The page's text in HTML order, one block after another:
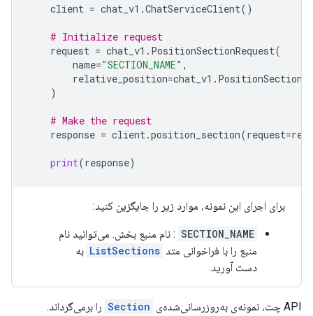
client = chat_v1 .ChatServiceClient()
# Initialize request
request = chat_v1 . PositionSectionRequest(
name="SECTION_NAME" ,
relative_position=chat_v1 .
)
# Make the request
response = client.position_section(request=
print(response)
برای اجرای این نمونه، موارد زیر را جایگزین کنید:
SECTION_NAME : نام منبع بخش. می‌توانید نام
منبع را با فراخوانی متد ListSections به
دست آورید.
API چت، نمونه‌ی به‌روزرسانی‌شده‌ی Section را برمی‌گرداند.